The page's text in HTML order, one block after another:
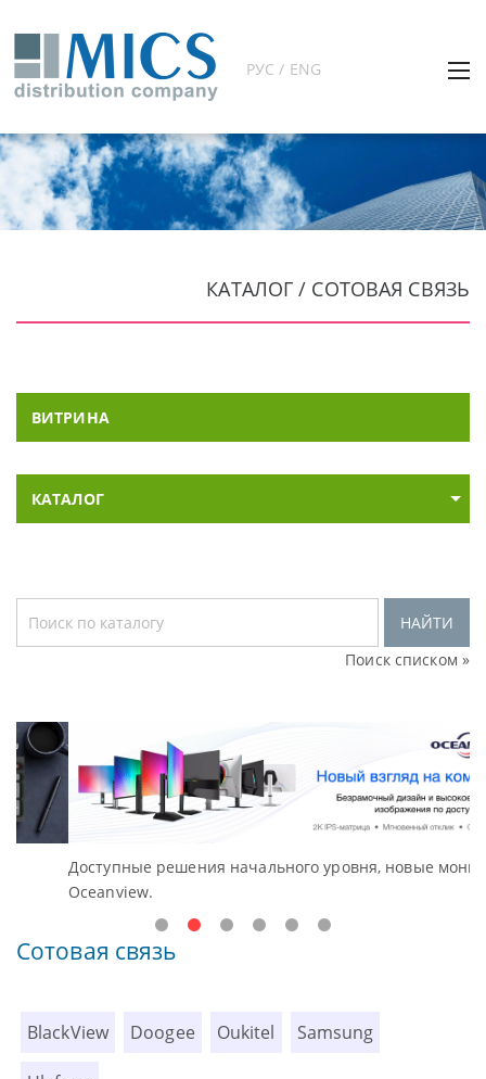
РУС / ENG
КАТАЛОГ / СОТОВАЯ СВЯЗЬ
ВИТРИНА
КАТАЛОГ
НАЙТИ
Поиск списком »
Доступные решения начального уровня, новые мониторы
Oceanview.
Сотовая связь
BlackView Doogee Oukitel Samsung